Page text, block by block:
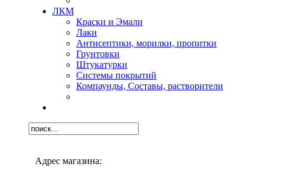
ЛКМ
Краски и Эмали
Лаки
Антисептики, морилки, пропитки
Грунтовки
Штукатурки
Системы покрытий
Компаунды, Составы, растворители
Адрес магазина: